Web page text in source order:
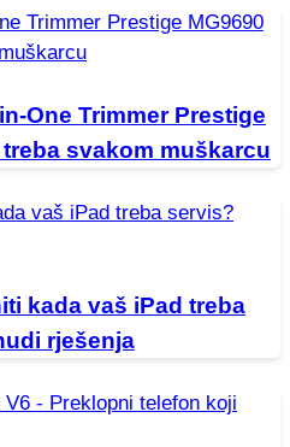
One Trimmer Prestige
svakom muškarcu
kada vaš iPad treba
rješenja